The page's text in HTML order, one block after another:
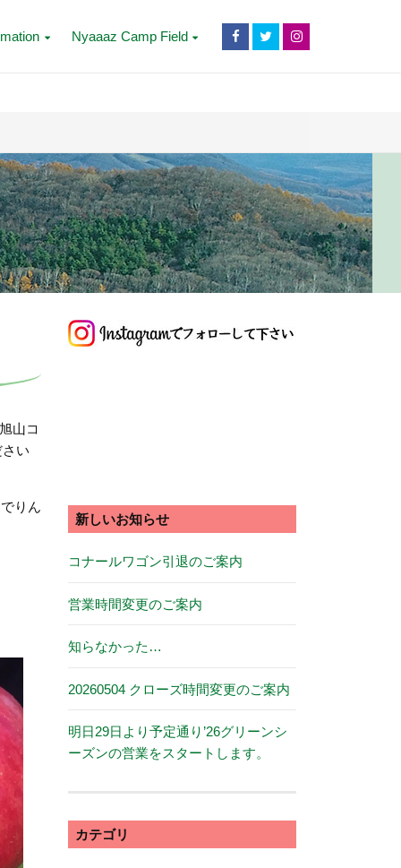
Nyaaaz Camp Field
山コ
い
りん
新しいお知らせ
コナールワゴン引退のご案内
営業時間変更のご案内
知らなかった…
20260504 クローズ時間変更のご案内
明日29日より予定通り’26グリーンシ
ーズンの営業をスタートします。
カテゴリ